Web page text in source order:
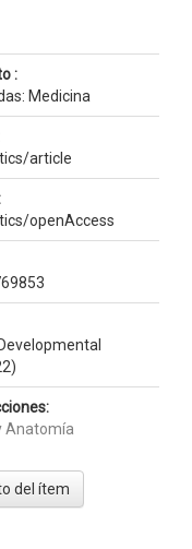
:
Medicina
article
openAccess
Anatomía
del ítem